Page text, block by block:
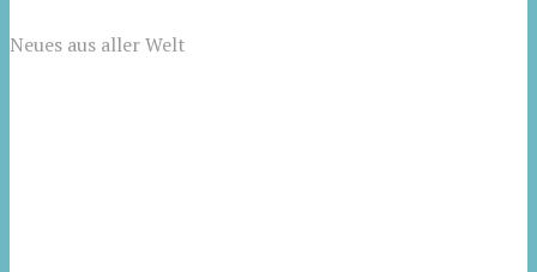
Neues aus aller Welt